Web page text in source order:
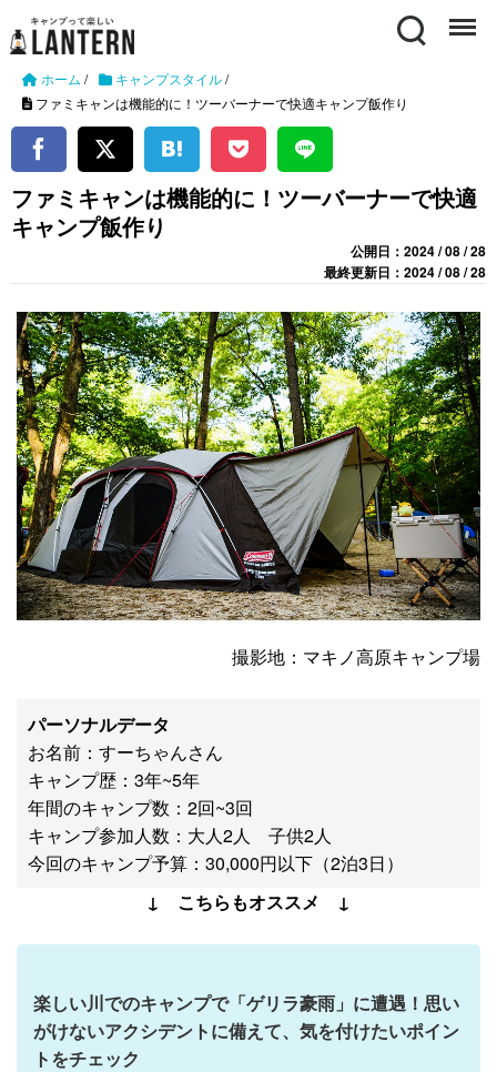
Search Menu
ホーム / キャンプスタイル/
ファミキャンは機能的に！ツーバーナーで快適キャンプ飯作り
ファミキャンは機能的に！ツーバーナーで快適
キャンプ飯作り
公開日：2024 / 08 / 28
最終更新日：2024 / 08 / 28
撮影地：マキノ高原キャンプ場
パーソナルデータ
お名前：すーちゃんさん
キャンプ歴：3年~5年
年間のキャンプ数：2回~3回
キャンプ参加人数：大人2人 子供2人
今回のキャンプ予算：30,000円以下（2泊3日）
↓ こちらもオススメ ↓
楽しい川でのキャンプで「ゲリラ豪雨」に遭遇！思い
がけないアクシデントに備えて、気を付けたいポイン
トをチェック